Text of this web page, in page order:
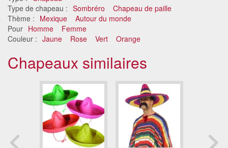
Type de chapeau : Sombréro
Chapeau de paille
Thème : Mexique
Autour du monde
Pour Homme
Femme
Couleur : Jaune Rose Vert Orange
Chapeaux similaires